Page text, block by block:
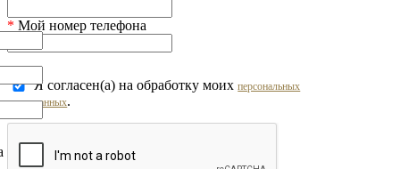
* Мой номер телефона
Я согласен(а) на обработку моихперсональных
данных.
обработку моихперсональных